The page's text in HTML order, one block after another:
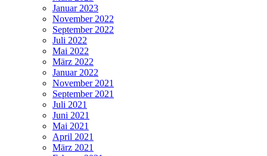
Januar 2023
November 2022
September 2022
Juli 2022
Mai 2022
März 2022
Januar 2022
November 2021
September 2021
Juli 2021
Juni 2021
Mai 2021
April 2021
März 2021